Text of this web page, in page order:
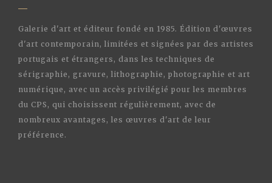
Galerie d'art et éditeur fondé en 1985. Édition d'œuvres
d'art contemporain, limitées et signées par des artistes
portugais et étrangers, dans les techniques de
sérigraphie, gravure, lithographie, photographie et art
numérique, avec un accès privilégié pour les membres
du CPS, qui choisissent régulièrement, avec de
nombreux avantages, les œuvres d'art de leur
préférence.